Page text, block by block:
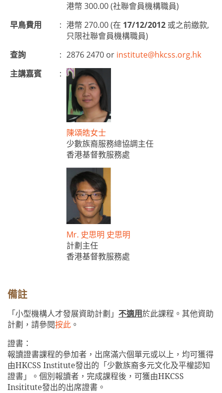
港幣 300.00 (社聯會員機構職員)
早鳥費用
: 港幣 270.00 (在 17/12/2012 或之前繳款,
只限社聯會員機構職員)
查詢
: 2876 2470 or institute@hkcss.org.hk
主講嘉賓
:
陳頌皓女士
少數族裔服務總協調主任
香港基督教服務處
Mr. 史思明 史思明
計劃主任
香港基督教服務處
備註
「小型機構人才發展資助計劃」 不適用於此課程。其他資助
計劃，請參閱按此 。
證書：
報讀證書課程的參加者，出席滿六個單元或以上，均可獲得
由HKCSS Institute發出的「少數族裔多元文化及平權認知
證書」。個別報讀者，完成課程後，可獲由HKCSS
Insititute發出的出席證書。